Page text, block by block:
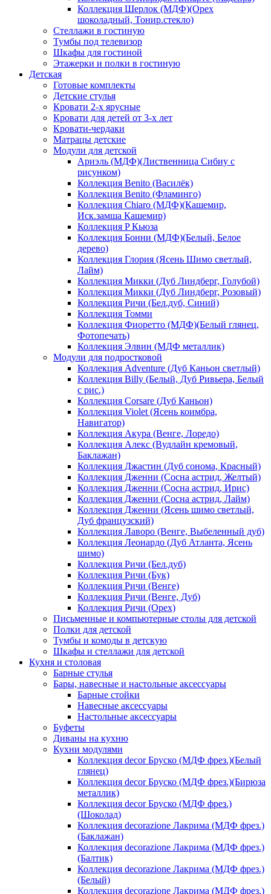
Коллекция Шерлок (МДФ)(Орех
шоколадный, Тонир.стекло)
Стеллажи в гостиную
Тумбы под телевизор
Шкафы для гостиной
Этажерки и полки в гостиную
Детская
Готовые комплекты
Детские стулья
Кровати 2-х ярусные
Кровати для детей от 3-х лет
Кровати-чердаки
Матрацы детские
Модули для детской
Ариэль (МДФ)(Лиственница Сибиу с
рисунком)
Коллекция Benito (Василёк)
Коллекция Benito (Фламинго)
Коллекция Chiaro (МДФ)(Кашемир,
Иск.замша Кашемир)
Коллекция P Кьюза
Коллекция Бонни (МДФ)(Белый, Белое
дерево)
Коллекция Глория (Ясень Шимо светлый,
Лайм)
Коллекция Микки (Дуб Линдберг, Голубой)
Коллекция Микки (Дуб Линдберг, Розовый)
Коллекция Ричи (Бел.дуб, Синий)
Коллекция Томми
Коллекция Фиоретто (МДФ)(Белый глянец,
Фотопечать)
Коллекция Элвин (МДФ металлик)
Модули для подростковой
Коллекция Adventure (Дуб Каньон светлый)
Коллекция Billy (Белый, Дуб Ривьера, Белый
с рис.)
Коллекция Corsare (Дуб Каньон)
Коллекция Violet (Ясень коимбра,
Навигатор)
Коллекция Акура (Венге, Лоредо)
Коллекция Алекс (Вудлайн кремовый,
Баклажан)
Коллекция Джастин (Дуб сонома, Красный)
Коллекция Дженни (Cосна астрид, Желтый)
Коллекция Дженни (Cосна астрид, Ирис)
Коллекция Дженни (Cосна астрид, Лайм)
Коллекция Дженни (Ясень шимо светлый,
Дуб французский)
Коллекция Лаворо (Венге, Выбеленный дуб)
Коллекция Леонардо (Дуб Атланта, Ясень
шимо)
Коллекция Ричи (Бел.дуб)
Коллекция Ричи (Бук)
Коллекция Ричи (Венге)
Коллекция Ричи (Венге, Дуб)
Коллекция Ричи (Орех)
Письменные и компьютерные столы для детской
Полки для детской
Тумбы и комоды в детскую
Шкафы и стеллажи для детской
Кухня и столовая
Барные стулья
Бары, навесные и настольные аксессуары
Барные стойки
Навесные аксессуары
Настольные аксессуары
Буфеты
Диваны на кухню
Кухни модулями
Коллекция decor Бруско (МДФ фрез.)(Белый
глянец)
Коллекция decor Бруско (МДФ фрез.)(Бирюза
металлик)
Коллекция decor Бруско (МДФ фрез.)
(Шоколад)
Коллекция decorazione Лакрима (МДФ фрез.)
(Баклажан)
Коллекция decorazione Лакрима (МДФ фрез.)
(Балтик)
Коллекция decorazione Лакрима (МДФ фрез.)
(Белый)
Коллекция decorazione Лакрима (МДФ фрез.)